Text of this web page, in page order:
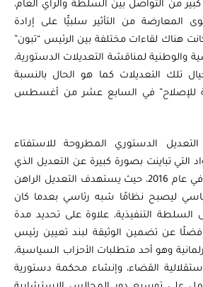
من التواصل بين السلطة والرأي العام،
من التأثير سلبيًّا على إرادة
هناك لقاءات مختلفة بين الرئيس “تبون”
لمناقشة التعديلات الدستورية،
تلك التعديلات كما هو الحال بالنسبة
للإصلاح” في السابع عشر من أغسطس
الدستوري المطروحة للاستفتاء
التي تباينت بصورة كبيرة عن التعديل الذي
تم على الدستور الجزائر في عام 2016، حيث يستهدف التعديل الراهن
ليصبح نظامًا شبه رئاسي بعدما كان
التنفيذية، علاوة على تحديد مدة
فضلًا عن تضمين الوثيقة لبند تعيين رئيس
وهو أحد متطلبات الأحزاب السياسية،
القضاء، وإنشاء محكمة دستورية